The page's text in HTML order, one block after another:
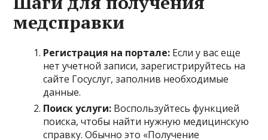
медсправки
Регистрация на портале: Если у вас еще
нет учетной записи, зарегистрируйтесь на
сайте Госуслуг, заполнив необходимые
данные.
Поиск услуги: Воспользуйтесь функцией
поиска, чтобы найти нужную медицинскую
справку. Обычно это «Получение